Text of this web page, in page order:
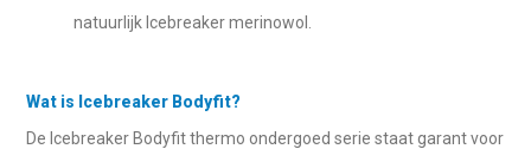
natuurlijk Icebreaker merinowol.
Wat is Icebreaker Bodyfit?
De Icebreaker Bodyfit thermo ondergoed serie staat garant voor